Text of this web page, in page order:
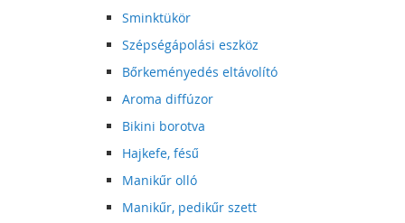
Sminktükör
Szépségápolási eszköz
Bőrkeményedés eltávolító
Aroma diffúzor
Bikini borotva
Hajkefe, fésű
Manikűr olló
Manikűr, pedikűr szett